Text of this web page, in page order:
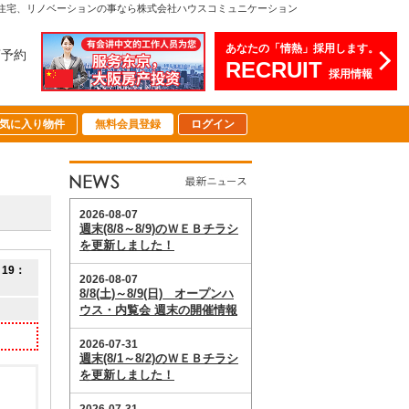
、リノベーションの事なら株式会社ハウスコミュニケーション
約 あなたの「情熱」採用します。
RECRUIT 採用情報
に入り物件 無料会員登録 ログイン
：